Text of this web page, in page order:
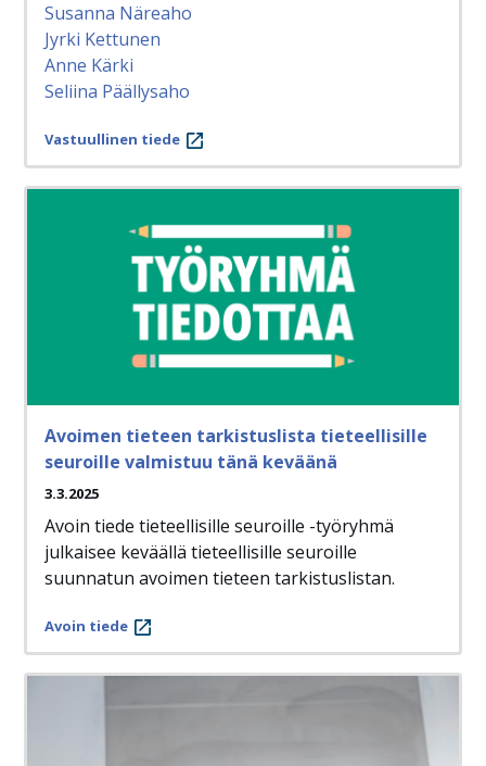
Susanna Näreaho
Jyrki Kettunen
Anne Kärki
Seliina Päällysaho
Vastuullinen tiede
Avoimen tieteen tarkistuslista tieteellisille
seuroille valmistuu tänä keväänä
3.3.2025
Avoin tiede tieteellisille seuroille -työryhmä
julkaisee keväällä tieteellisille seuroille
suunnatun avoimen tieteen tarkistuslistan.
Avoin tiede